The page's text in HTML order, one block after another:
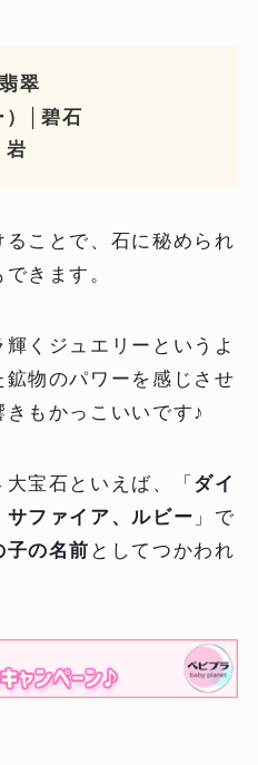
翠
）│碧石
岩
ことで、石に秘められ
きます。
くジュエリーというよ
物のパワーを感じさせ
もかっこいいです♪
宝石といえば、「 ダイ
ファイア、ルビー 」で
子の名前 としてつかわれ